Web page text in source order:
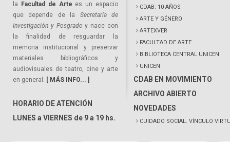
la
Facultad de Arte es un espacio
que depende de la Secretaría de
Investigación y Posgrado y nace con
la finalidad de resguardar la
memoria institucional y preservar
materiales bibliográficos y
audiovisuales de teatro, cine y arte
en general. [ MÁS INFO... ]
HORARIO DE ATENCIÓN
LUNES a VIERNES de 9 a 19 hs.
CDAB: 10 AÑOS
ARTE Y GÉNERO
ARTEXVER
FACULTAD DE ARTE
BIBLIOTECA CENTRAL UNICEN
UNICEN
CDAB EN MOVIMIENTO
ARCHIVO ABIERTO
NOVEDADES
CUIDADO SOCIAL. VÍNCULO